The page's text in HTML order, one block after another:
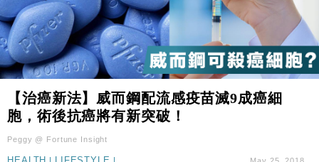
【治癌新法】威而鋼配流感疫苗滅9成癌細
胞，術後抗癌將有新突破！
Peggy @ Fortune Insight